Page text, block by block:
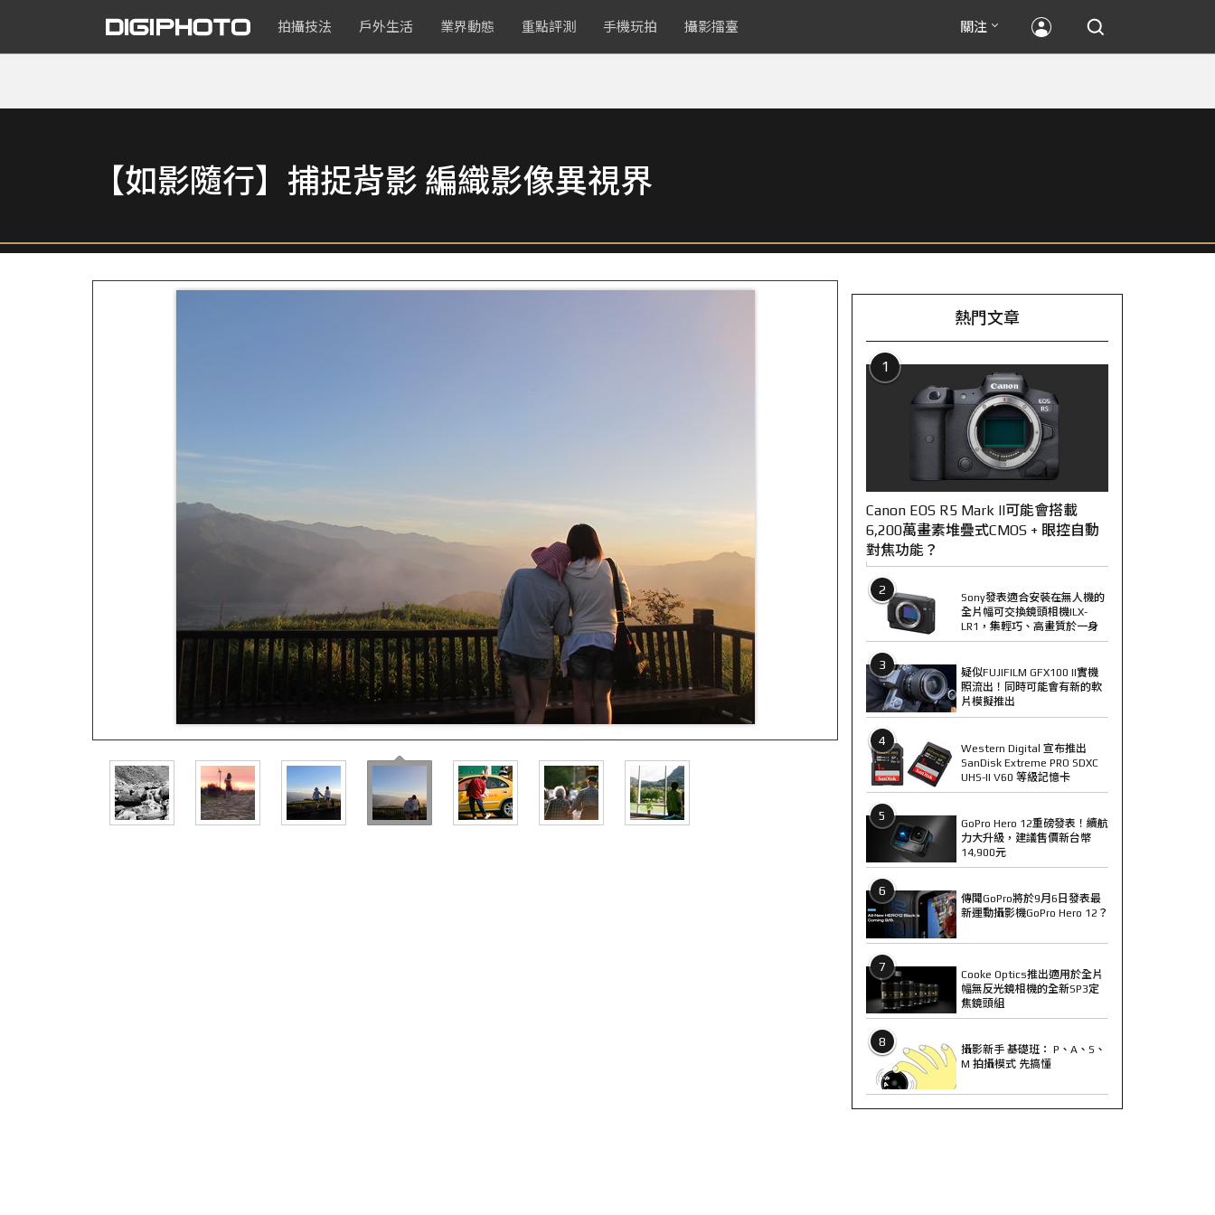
拍攝技法 戶外生活 業界動態 重點評測 手機玩拍 攝影擂臺 關注
【如影隨行】捕捉背影 編織影像異視界
熱門文章
1
Canon EOS R5 Mark II可能會搭載
6,200萬畫素堆疊式CMOS + 眼控自動
對焦功能？
2
Sony發表適合安裝在無人機的
全片幅可交換鏡頭相機ILX-
LR1，集輕巧、高畫質於一身
3
疑似FUJIFILM GFX100 II實機
照流出！同時可能會有新的軟
片模擬推出
4
Western Digital 宣布推出
SanDisk Extreme PRO SDXC
UHS-II V60 等級記憶卡
5
GoPro Hero 12重磅發表！續航
力大升級，建議售價新台幣
14,900元
6
傳聞GoPro將於9月6日發表最
新運動攝影機GoPro Hero 12？
7
Cooke Optics推出適用於全片
幅無反光鏡相機的全新SP3定
焦鏡頭組
8
攝影新手 基礎班： P、A、S、
M 拍攝模式 先搞懂